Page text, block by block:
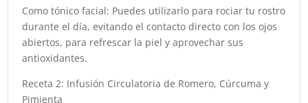
Como tónico facial: Puedes utilizarlo para rociar tu rostro
durante el día, evitando el contacto directo con los ojos
abiertos, para refrescar la piel y aprovechar sus
antioxidantes.
Receta 2: Infusión Circulatoria de Romero, Cúrcuma y
Pimienta